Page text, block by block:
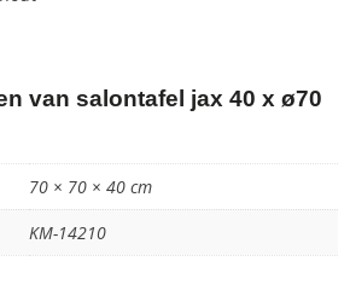
van salontafel jax 40 x ø70
70 × 70 × 40 cm
KM-14210